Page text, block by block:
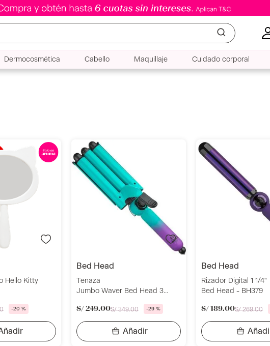
Dermocosmética Cabello Maquillaje Cuidado corporal
Hello Kitty
-20 %
bed head
Tenaza
Jumbo Waver Bed Head 3
BH381
S/ 249.00S/ 349.00 -29 %
bed head
Rizador Digital 1 1/4"
Bed Head - BH379
S/ 189.00S/ 269.00